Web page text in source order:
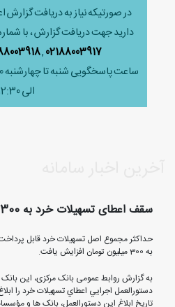
در صورتیکه نیاز به دریافت گزارش
دارید جهت دریافت گزارش ، با
02188003917
,
الی 12:30
سقف اعطای تسهیلات خرد به 300 میلیون افزایش یافت
حداکثر مجموع اصل تسهيلات خرد قابل
به 300 میلیون تومان افزایش یافت.
به گزارش روابط عمومی بانک مرکزی، این
دستورالعمل اجرايي اعطاي تسهيلات خرد را
تاريخ ابلاغ اين دستورالعمل، بانک ها و